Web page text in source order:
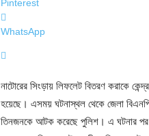
Pinterest
WhatsApp
নাটোরের সিংড়ায় লিফলেট বিতরণ করাকে
হয়েছে। এসময় ঘটনাস্থল থেকে জেলা
তিনজনকে আটক করেছে পুলিশ। এ ঘটনার পর